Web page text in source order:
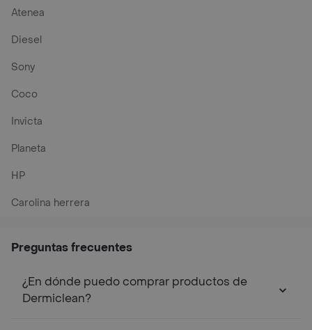
Atenea
Diesel
Sony
Coco
Invicta
Planeta
HP
Carolina herrera
Preguntas frecuentes
¿En dónde puedo comprar productos de
Dermiclean?